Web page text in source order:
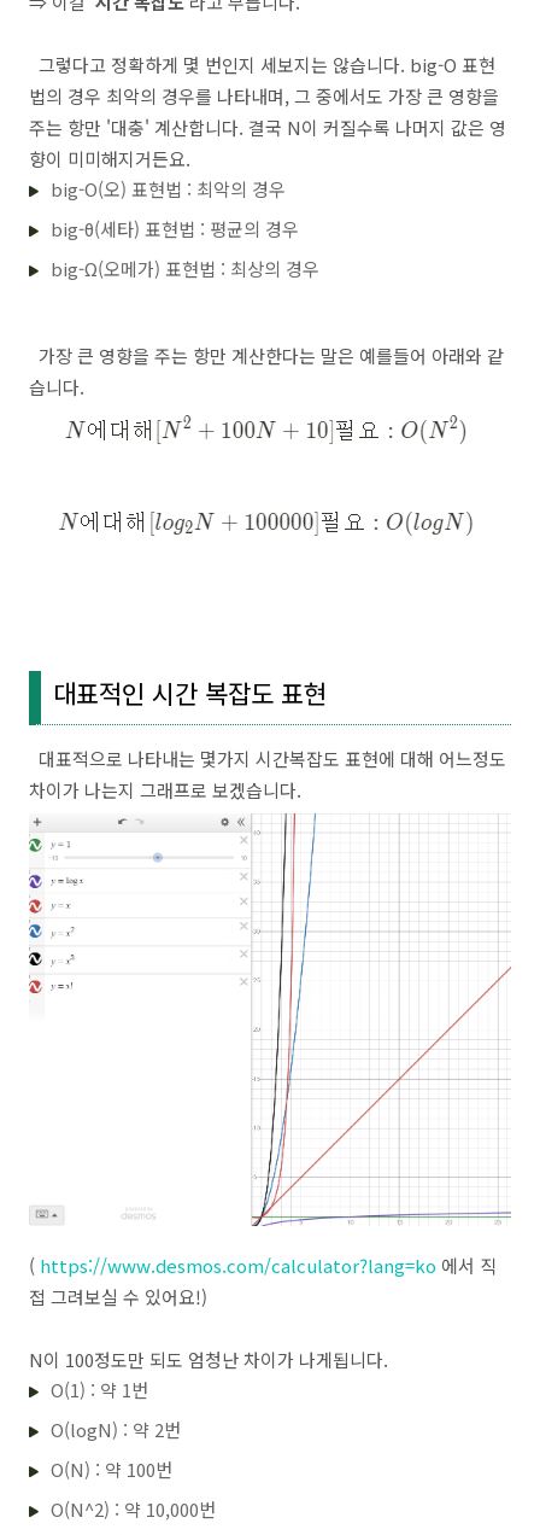
그렇다고 정확하게 몇 번인지 세보지는 않습니다. big-O 표현
법의 경우 최악의 경우를 나타내며, 그 중에서도 가장 큰 영향을
주는 항만 '대충' 계산합니다. 결국 N이 커질수록 나머지 값은 영
향이 미미해지거든요.
big-O(오) 표현법 : 최악의 경우
big-θ(세타) 표현법 : 평균의 경우
big-Ω(오메가) 표현법 : 최상의 경우
가장 큰 영향을 주는 항만 계산한다는 말은 예를들어 아래와 같
습니다.
대표적인 시간 복잡도 표현
대표적으로 나타내는 몇가지 시간복잡도 표현에 대해 어느정도
차이가 나는지 그래프로 보겠습니다.
( https://www.desmos.com/calculator?lang=ko 에서 직
접 그려보실 수 있어요!)
N이 100정도만 되도 엄청난 차이가 나게됩니다.
O(1) : 약 1번
O(logN) : 약 2번
O(N) : 약 100번
O(N^2) : 약 10,000번